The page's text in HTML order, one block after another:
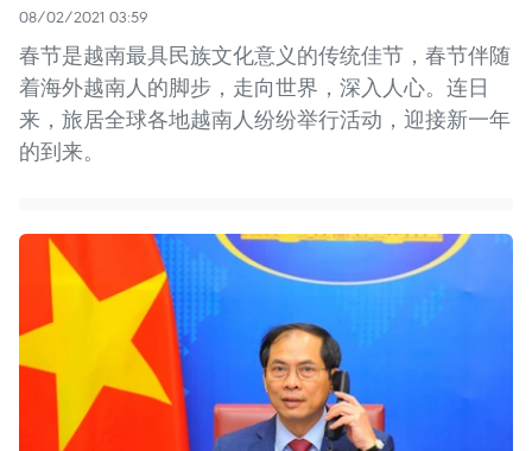
08/02/2021 03:59
春节是越南最具民族文化意义的传统佳节，春节伴随
着海外越南人的脚步，走向世界，深入人心。连日
来，旅居全球各地越南人纷纷举行活动，迎接新一年
的到来。